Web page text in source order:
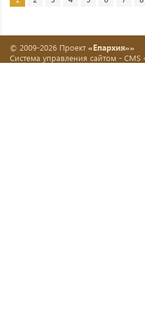
© 2009-2026 Проект «Епархия»»
Система управления сайтом - CMS